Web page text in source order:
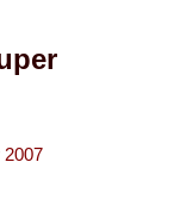
2007